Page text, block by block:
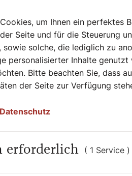
hinaus) und die
des Kosmos findet ihren
Die An-throposophische
nicht von dieser
Theosoph. Er war der Begründer der
seiner Ideen wird von den
um Ihnen ein perfektes
Seite und für die Steuerung
sowie solche, die lediglich zu
personalisierter Inhalte
Bitte beachten Sie, dass
der Seite zur Verfügung
Datenschutz
erforderlich ( 1 Service )